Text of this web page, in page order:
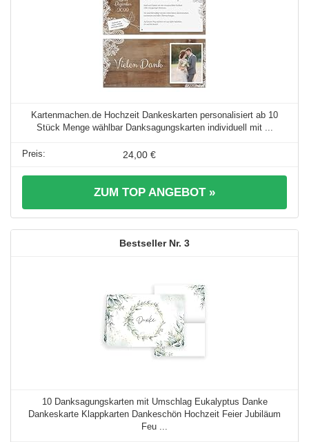
Kartenmachen.de Hochzeit Dankeskarten personalisiert ab 10
Stück Menge wählbar Danksagungskarten individuell mit ...
24,00 €
ZUM TOP ANGEBOT »
3
10 Danksagungskarten mit Umschlag Eukalyptus Danke
Dankeskarte Klappkarten Dankeschön Hochzeit Feier Jubiläum
Feu ...